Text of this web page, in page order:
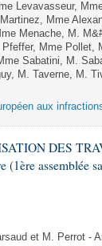
Levavasseur,
Mme
Menache, M.
Mme Pollet,
Sabatini, M.
M. Taverne, M.
aux
DES
assemblée
et M. Perrot -